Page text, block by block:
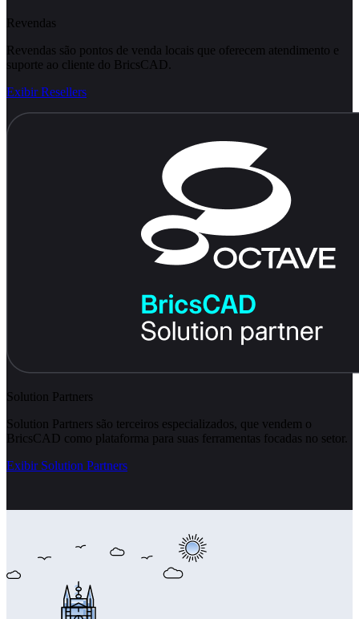
Revendas
Revendas são pontos de venda locais que oferecem atendimento e
suporte ao cliente do BricsCAD.
Exibir Resellers
Solution Partners
Solution Partners são terceiros especializados, que vendem o
BricsCAD como plataforma para suas ferramentas focadas no setor.
Exibir Solution Partners